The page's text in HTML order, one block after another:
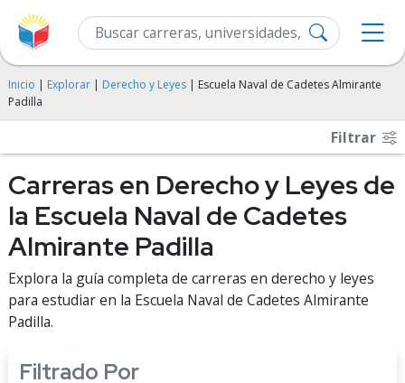
Inicio | Explorar | Derecho y Leyes | Escuela Naval de Cadetes Almirante
Padilla
Filtrar
Carreras en Derecho y Leyes de
la Escuela Naval de Cadetes
Almirante Padilla
Explora la guía completa de carreras en derecho y leyes
para estudiar en la Escuela Naval de Cadetes Almirante
Padilla.
Filtrado Por